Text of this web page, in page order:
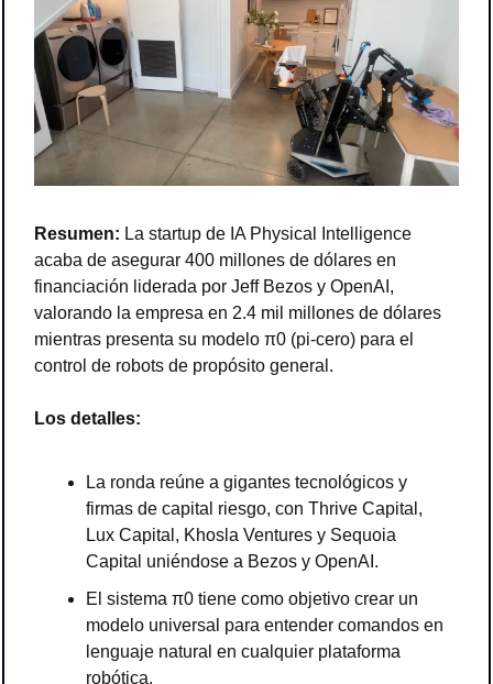
Resumen: La startup de IA Physical Intelligence
acaba de asegurar 400 millones de dólares en
financiación liderada por Jeff Bezos y OpenAI,
valorando la empresa en 2.4 mil millones de dólares
mientras presenta su modelo π0 (pi-cero) para el
control de robots de propósito general.
Los detalles:
La ronda reúne a gigantes tecnológicos y
firmas de capital riesgo, con Thrive Capital,
Lux Capital, Khosla Ventures y Sequoia
Capital uniéndose a Bezos y OpenAI.
El sistema π0 tiene como objetivo crear un
modelo universal para entender comandos en
lenguaje natural en cualquier plataforma
robótica.